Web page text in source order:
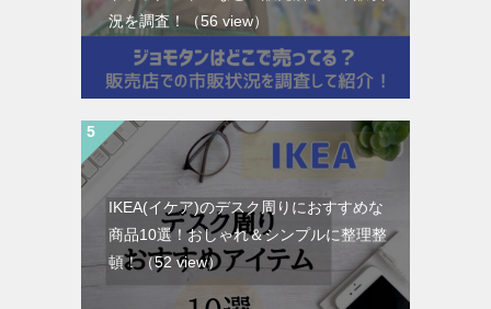
況を調査！（56 view）
IKEA(イケア)のデスク周りにおすすめな
商品10選！おしゃれ＆シンプルに整理整
頓！（52 view）